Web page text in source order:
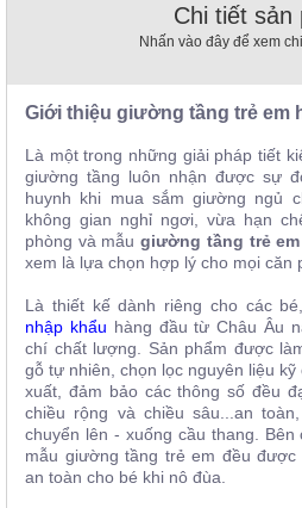
Nhà
Hàng
Thất
Hàng
Chi tiết sản
Nhấn vào đây để xem
Giới thiệu giường tầng trẻ em
Là một trong những giải pháp tiết
giường tầng luôn nhận được sự
huynh khi mua sắm giường ngủ
không gian nghỉ ngơi, vừa hạn
phòng và mẫugiường tầng trẻ em
xem là lựa chọn hợp lý cho mọi căn
Là thiết kế dành riêng cho các
nhập khẩu hàng đầu từ Châu Âu
chí chất lượng. Sản phẩm được
gỗ tự nhiên, chọn lọc nguyên liệu
xuất, đảm bảo các thông số đều
chiều rộng và chiều sâu...an
chuyển lên - xuống cầu thang.
mẫu giường tầng trẻ em đều
an toàn cho bé khi nô đùa.